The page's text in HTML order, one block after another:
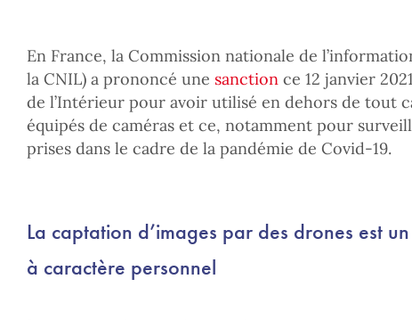
En France, la Commission nationale de
la CNIL) a prononcé une sanction ce 12 janvier
de l’Intérieur pour avoir utilisé en dehors de tout
équipés de caméras et ce, notamment pour
prises dans le cadre de la pandémie de Covid-19.
La captation d’images par des drones est
à caractère personnel